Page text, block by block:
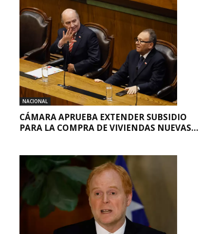
NACIONAL
CÁMARA APRUEBA EXTENDER SUBSIDIO
PARA LA COMPRA DE VIVIENDAS NUEVAS...